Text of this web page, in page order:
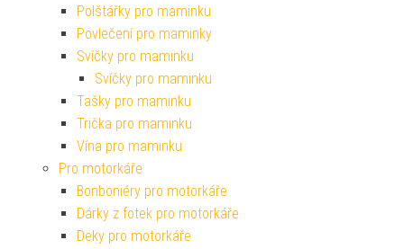
Polštářky pro maminku
Povlečení pro maminky
Svíčky pro maminku
Svíčky pro maminku
Tašky pro maminku
Trička pro maminku
Vína pro maminku
Pro motorkáře
Bonboniéry pro motorkáře
Dárky z fotek pro motorkáře
Deky pro motorkáře